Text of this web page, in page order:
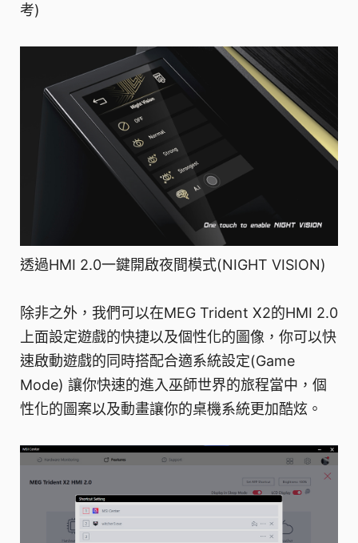
考)
透過HMI 2.0一鍵開啟夜間模式(NIGHT VISION)
除非之外，我們可以在MEG Trident X2的HMI 2.0
上面設定遊戲的快捷以及個性化的圖像，你可以快
速啟動遊戲的同時搭配合適系統設定(Game
Mode) 讓你快速的進入巫師世界的旅程當中，個
性化的圖案以及動畫讓你的桌機系統更加酷炫。